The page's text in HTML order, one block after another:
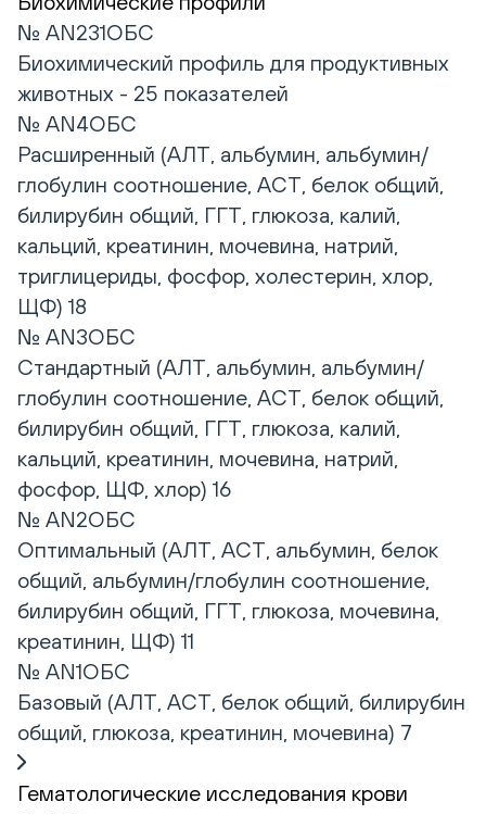
№ AN231ОБС
Биохимический профиль для продуктивных
животных - 25 показателей
№ AN4ОБС
Расширенный (АЛТ, альбумин, альбумин/
глобулин соотношение, АСТ, белок общий,
билирубин общий, ГГТ, глюкоза, калий,
кальций, креатинин, мочевина, натрий,
триглицериды, фосфор, холестерин, хлор,
ЩФ) 18
№ AN3ОБС
Стандартный (АЛТ, альбумин, альбумин/
глобулин соотношение, АСТ, белок общий,
билирубин общий, ГГТ, глюкоза, калий,
кальций, креатинин, мочевина, натрий,
фосфор, ЩФ, хлор) 16
№ AN2ОБС
Оптимальный (АЛТ, АСТ, альбумин, белок
общий, альбумин/глобулин соотношение,
билирубин общий, ГГТ, глюкоза, мочевина,
креатинин, ЩФ) 11
№ AN1ОБС
Базовый (АЛТ, АСТ, белок общий, билирубин
общий, глюкоза, креатинин, мочевина) 7
Гематологические исследования крови